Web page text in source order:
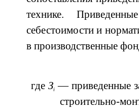
технике.
себестоимости и
в производственные
где Зi— приведенные
строительно-